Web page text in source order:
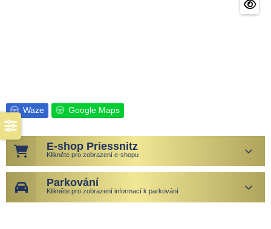
Waze Google Maps
E-shop Priessnitz
Klikněte pro zobrazení e-shopu
Parkování
Klikněte pro zobrazení informací k parkování